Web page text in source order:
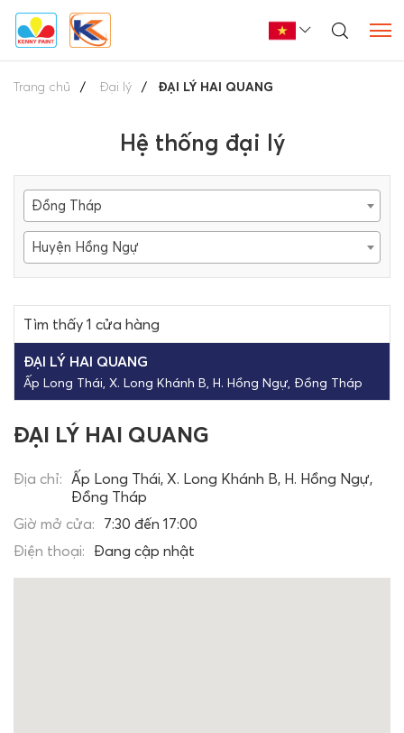
Trang chủ Đại lý ĐẠI LÝ HAI QUANG
Hệ thống đại lý
Đồng Tháp
Huyện Hồng Ngự
Tìm thấy 1 cửa hàng
ĐẠI LÝ HAI QUANG
Ấp Long Thái, X. Long Khánh B, H. Hồng Ngự, Đồng Tháp
ĐẠI LÝ HAI QUANG
Địa chỉ: Ấp Long Thái, X. Long Khánh B, H. Hồng Ngự,
Đồng Tháp
Giờ mở cửa: 7:30 đến 17:00
Điện thoại: Đang cập nhật